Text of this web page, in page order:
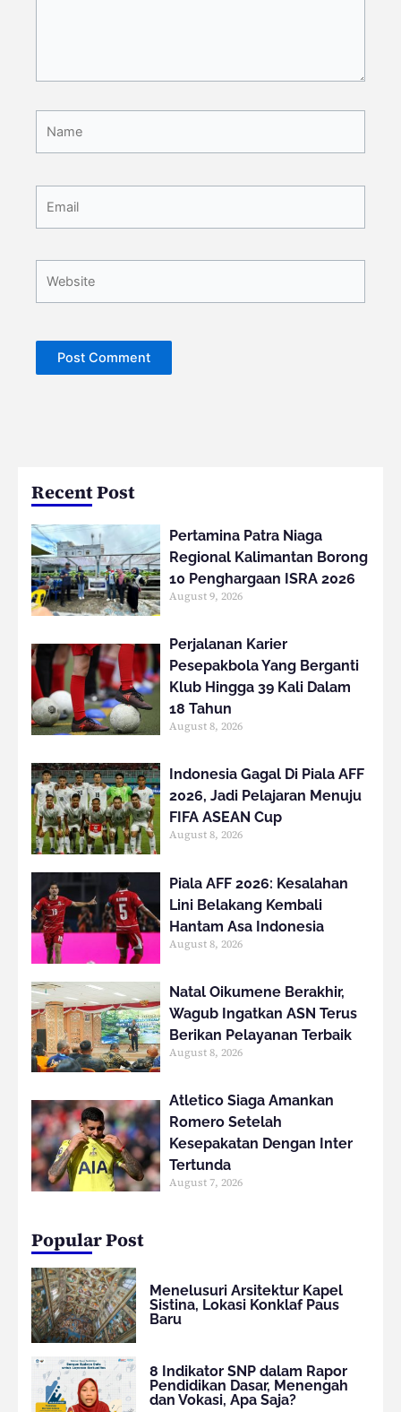
Recent Post
Pertamina Patra Niaga
Regional Kalimantan Borong
10 Penghargaan ISRA 2026
August 9, 2026
Perjalanan Karier
Pesepakbola Yang Berganti
Klub Hingga 39 Kali Dalam
18 Tahun
August 8, 2026
Indonesia Gagal Di Piala AFF
2026, Jadi Pelajaran Menuju
FIFA ASEAN Cup
August 8, 2026
Piala AFF 2026: Kesalahan
Lini Belakang Kembali
Hantam Asa Indonesia
August 8, 2026
Natal Oikumene Berakhir,
Wagub Ingatkan ASN Terus
Berikan Pelayanan Terbaik
August 8, 2026
Atletico Siaga Amankan
Romero Setelah
Kesepakatan Dengan Inter
Tertunda
August 7, 2026
Popular Post
Menelusuri Arsitektur Kapel
Sistina, Lokasi Konklaf Paus
Baru
8 Indikator SNP dalam Rapor
Pendidikan Dasar, Menengah
dan Vokasi, Apa Saja?